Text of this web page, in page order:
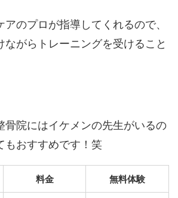
のプロが指導してくれるので、
ながらトレーニングを受けること
骨院にはイケメンの先生がいるの
もおすすめです！笑
料金 無料体験